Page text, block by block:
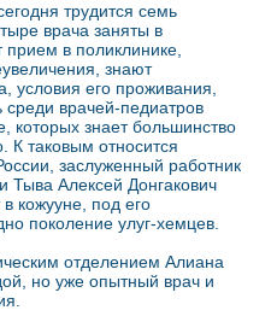
трудится семь
врача заняты в
прием в поликлинике,
знают
условия его проживания,
среди врачей-педиатров
которых знает большинство
К таковым относится
заслуженный работник
Тыва Алексей Донгакович
кожууне, под его
поколение улуг-хемцев.
отделением Алиана
но уже опытный врач и